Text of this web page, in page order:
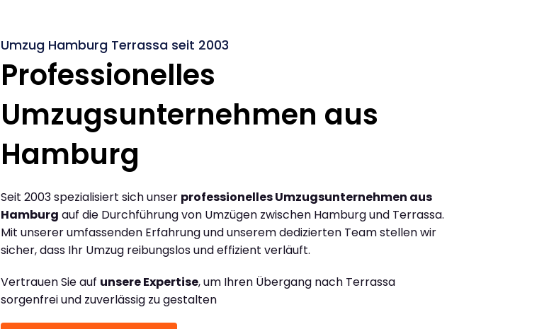
Umzug Hamburg Terrassa seit 2003
Professionelles
Umzugsunternehmen aus
Hamburg
Seit 2003 spezialisiert sich unser professionelles Umzugsunternehmen aus
Hamburg auf die Durchführung von Umzügen zwischen Hamburg und Terrassa.
Mit unserer umfassenden Erfahrung und unserem dedizierten Team stellen wir
sicher, dass Ihr Umzug reibungslos und effizient verläuft.
Vertrauen Sie auf unsere Expertise, um Ihren Übergang nach Terrassa
sorgenfrei und zuverlässig zu gestalten